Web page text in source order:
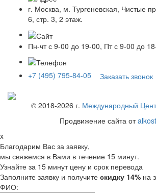
г. Москва, м. Тургеневская, Чистые
6, стр. 3, 2 этаж.
Пн-чт с 9-00 до 19-00, Пт с 9-00 до
+7 (495) 795-84-05 Заказать звонок
© 2018-2026 г. Международный
Продвижение сайта от
x
Благодарим Вас за заявку,
мы свяжемся в Вами в течение 15 минут.
Узнайте за 15 минут цену и срок перевода
Заполните заявку и получите скидку 14% на
ФИО: